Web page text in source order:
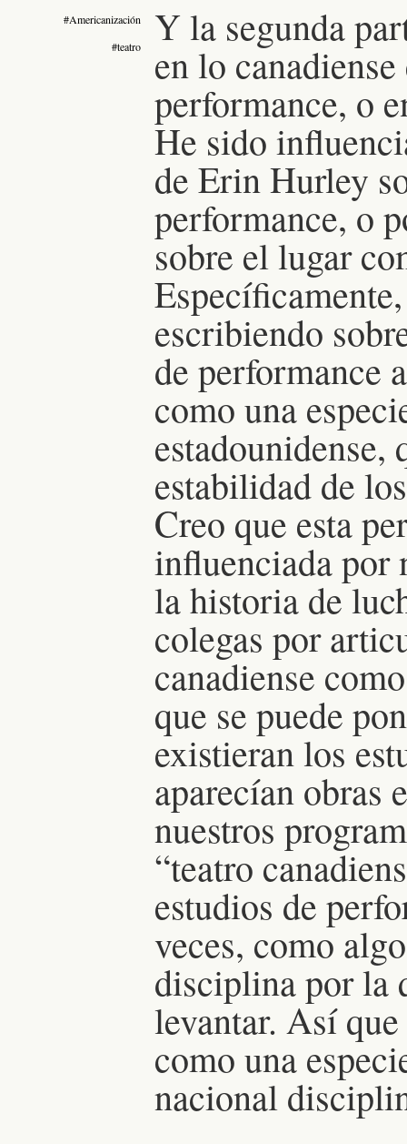
#Americanización
#teatro
Y la segunda
en lo
performance, o
He sido
de Erin Hurley
performance, o
sobre el lugar
escribiendo
de performance
como una
estadounidense,
estabilidad de
Creo que esta
influenciada por
la historia de
colegas por
canadiense
que se puede
existieran los
aparecían obras
nuestros
“teatro
estudios de
veces, como
disciplina por la
levantar. Así que
como una
nacional